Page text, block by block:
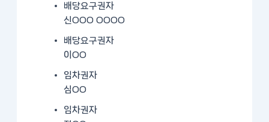
배당요구권자
신OOO OOOO
배당요구권자
이OO
임차권자
심OO
임차권자